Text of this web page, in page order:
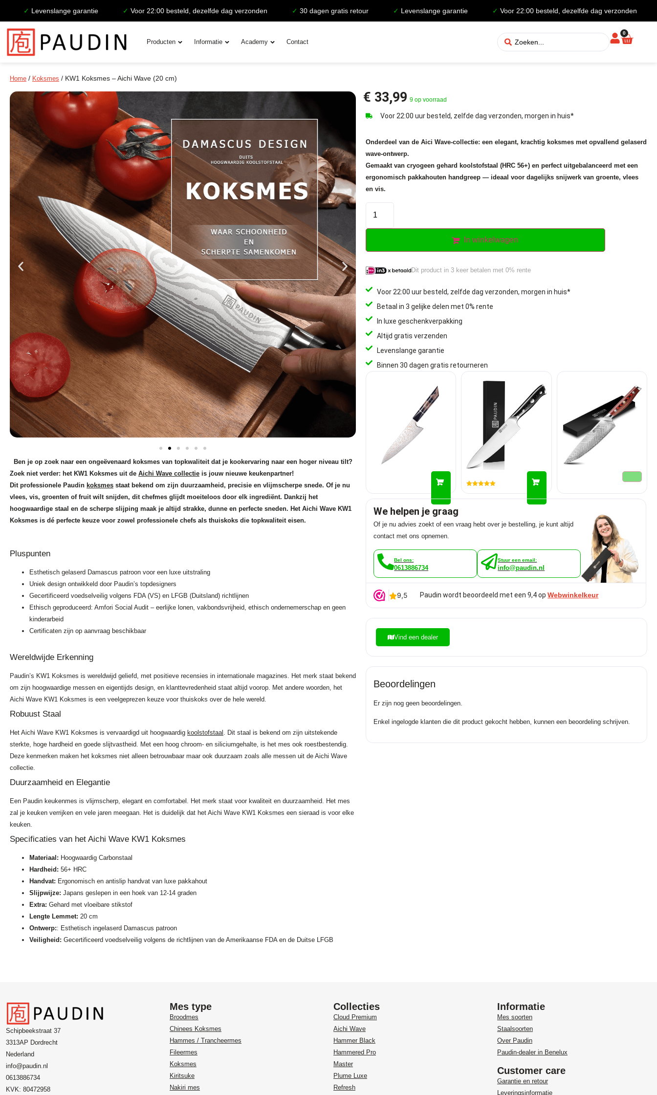
Levenslange garantie Voor 22:00 besteld, dezelfde dag verzonden 30 dagen gratis retour Levenslange garantie Voor 22:00 besteld, dezelfde dag verzonden
Producten Informatie Academy Contact
0
Home / Koksmes / KW1 Koksmes – Aichi Wave (20 cm)
Ben je op zoek naar een ongeëvenaard koksmes van topkwaliteit dat je kookervaring naar een hoger niveau tilt?
Zoek niet verder: het KW1 Koksmes uit de Aichi Wave collectie is jouw nieuwe keukenpartner!
Dit professionele Paudin koksmes staat bekend om zijn duurzaamheid, precisie en vlijmscherpe snede. Of je nu
vlees, vis, groenten of fruit wilt snijden, dit chefmes glijdt moeiteloos door elk ingrediënt. Dankzij het
hoogwaardige staal en de scherpe slijping maak je altijd strakke, dunne en perfecte sneden. Het Aichi Wave KW1
Koksmes is dé perfecte keuze voor zowel professionele chefs als thuiskoks die topkwaliteit eisen.
Pluspunten
Esthetisch gelaserd Damascus patroon voor een luxe uitstraling
Uniek design ontwikkeld door Paudin’s topdesigners
Gecertificeerd voedselveilig volgens FDA (VS) en LFGB (Duitsland) richtlijnen
Ethisch geproduceerd: Amfori Social Audit – eerlijke lonen, vakbondsvrijheid, ethisch ondernemerschap en geen
kinderarbeid
Certificaten zijn op aanvraag beschikbaar
Wereldwijde Erkenning
Paudin’s KW1 Koksmes is wereldwijd geliefd, met positieve recensies in internationale magazines. Het merk staat bekend
om zijn hoogwaardige messen en eigentijds design, en klanttevredenheid staat altijd voorop. Met andere woorden, het
Aichi Wave KW1 Koksmes is een veelgeprezen keuze voor thuiskoks over de hele wereld.
Robuust Staal
Het Aichi Wave KW1 Koksmes is vervaardigd uit hoogwaardig koolstofstaal . Dit staal is bekend om zijn uitstekende
sterkte, hoge hardheid en goede slijtvastheid. Met een hoog chroom- en siliciumgehalte, is het mes ook roestbestendig.
Deze kenmerken maken het koksmes niet alleen betrouwbaar maar ook duurzaam zoals alle messen uit de Aichi Wave
collectie.
Duurzaamheid en Elegantie
Een Paudin keukenmes is vlijmscherp, elegant en comfortabel. Het merk staat voor kwaliteit en duurzaamheid. Het mes
zal je keuken verrijken en vele jaren meegaan. Het is duidelijk dat het Aichi Wave KW1 Koksmes een sieraad is voor elke
keuken.
Specificaties van het Aichi Wave KW1 Koksmes
Materiaal: Hoogwaardig Carbonstaal
Hardheid: 56+ HRC
Handvat: Ergonomisch en antislip handvat van luxe pakkahout
Slijpwijze: Japans geslepen in een hoek van 12-14 graden
Extra: Gehard met vloeibare stikstof
Lengte Lemmet: 20 cm
Ontwerp:: Esthetisch ingelaserd Damascus patroon
Veiligheid: Gecertificeerd voedselveilig volgens de richtlijnen van de Amerikaanse FDA en de Duitse LFGB
€ 33,99 9 op voorraad
Voor 22:00 uur besteld, zelfde dag verzonden, morgen in huis*
Onderdeel van de Aici Wave-collectie: een elegant, krachtig koksmes met opvallend gelaserd
wave-ontwerp.
Gemaakt van cryogeen gehard koolstofstaal (HRC 56+) en perfect uitgebalanceerd met een
ergonomisch pakkahouten handgreep — ideaal voor dagelijks snijwerk van groente, vlees
en vis.
In winkelwagen
Dit product in 3 keer betalen met 0% rente
Voor 22:00 uur besteld, zelfde dag verzonden, morgen in huis*
Betaal in 3 gelijke delen met 0% rente
In luxe geschenkverpakking
Altijd gratis verzenden
Levenslange garantie
Binnen 30 dagen gratis retourneren
We helpen je graag
Of je nu advies zoekt of een vraag hebt over je bestelling, je kunt altijd
contact met ons opnemen.
Bel ons:
0613886734
Stuur een email:
info@paudin.nl
Paudin wordt beoordeeld met een 9,4 opWebwinkelkeur
Vind een dealer
Beoordelingen
Er zijn nog geen beoordelingen.
Enkel ingelogde klanten die dit product gekocht hebben, kunnen een beoordeling schrijven.
Schipbeekstraat 37
3313AP Dordrecht
Nederland
info@paudin.nl
0613886734
KVK: 80472958
Mes type
Broodmes
Chinees Koksmes
Hammes / Trancheermes
Fileermes
Koksmes
Kiritsuke
Nakiri mes
Collecties
Cloud Premium
Aichi Wave
Hammer Black
Hammered Pro
Master
Plume Luxe
Refresh
Informatie
Mes soorten
Staalsoorten
Over Paudin
Paudin-dealer in Benelux
Customer care
Garantie en retour
Leveringsinformatie